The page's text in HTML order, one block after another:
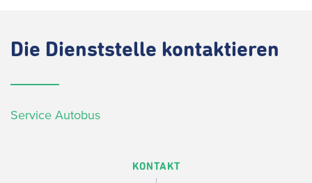
Die Dienststelle kontaktieren
Service Autobus
KONTAKT